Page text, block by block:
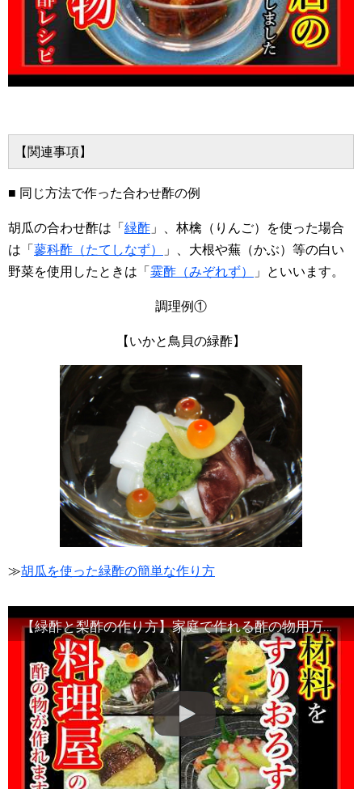
【関連事項】
■ 同じ方法で作った合わせ酢の例
胡瓜の合わせ酢は「 緑酢 」、林檎（りんご）を使った場合
は「 蓼科酢（たてしなず）
」、大根や蕪（かぶ）等の白い
野菜を使用したときは「 霙酢（みぞれず） 」といいます。
調理例①
【いかと鳥貝の緑酢】
≫胡瓜を使った緑酢の簡単な作り方
【緑酢と梨酢の作り方】家庭で作れる酢の物用万能合わせ酢の応用レシピ・Japanese food